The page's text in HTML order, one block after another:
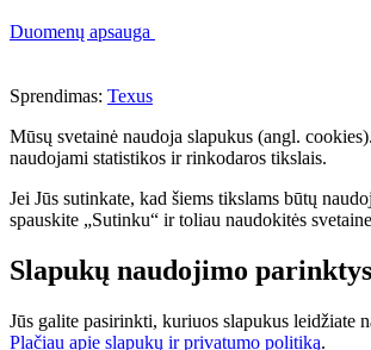
Duomenų apsauga
Sprendimas: Texus
Mūsų svetainė naudoja slapukus (angl.
naudojami statistikos ir rinkodaros tikslais.
Jei Jūs sutinkate, kad šiems tikslams būtų
spauskite „Sutinku“ ir toliau naudokitės
Slapukų naudojimo parinktys
Jūs galite pasirinkti, kuriuos slapukus leidžiate
Plačiau apie slapukų ir privatumo politiką.